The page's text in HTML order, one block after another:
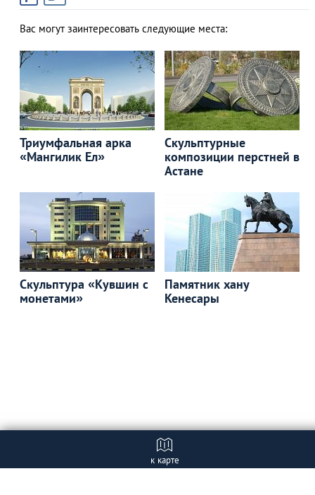
Вас могут заинтересовать следующие места:
Триумфальная арка
«Мангилик Ел»
Скульптурные
композиции перстней в
Астане
Скульптура «Кувшин с
монетами»
Памятник хану
Кенесары
к карте